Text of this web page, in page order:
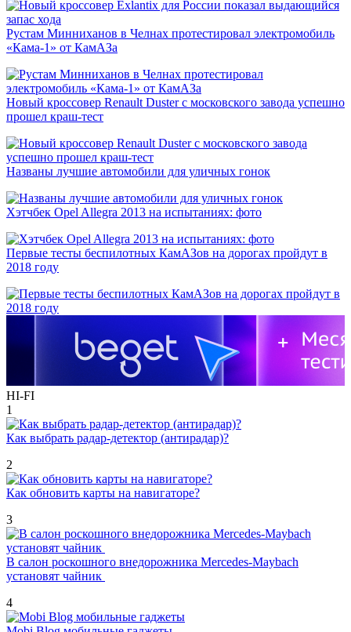
Рустам Минниханов в Челнах протестировал электромобиль
«Кама-1» от КамАЗа
Новый кроссовер Renault Duster с московского завода успешно
прошел краш-тест
Названы лучшие автомобили для уличных гонок
Хэтчбек Opel Allegra 2013 на испытаниях: фото
Первые тесты беспилотных КамАЗов на дорогах пройдут в
2018 году
HI-FI
1
Как выбрать радар-детектор (антирадар)?
2
Как обновить карты на навигаторе?
3
В салон роскошного внедорожника Mercedes-Maybach
установят чайник
4